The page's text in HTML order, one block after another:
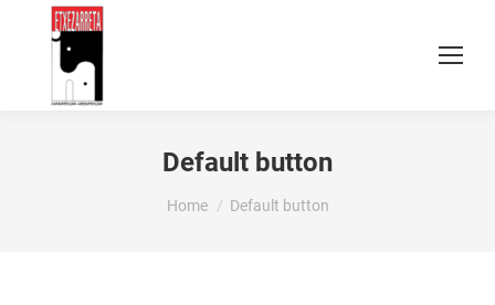
Default button
You are here:
Home Default button